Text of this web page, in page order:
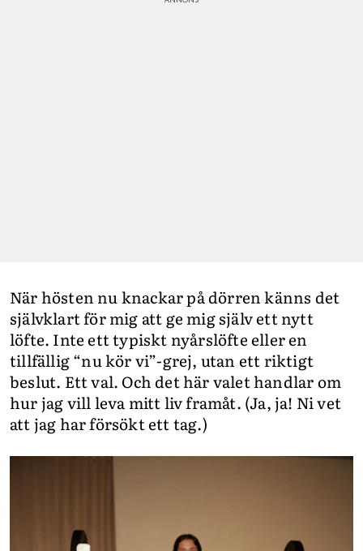
När hösten nu knackar på dörren känns det
självklart för mig att ge mig själv ett nytt
löfte. Inte ett typiskt nyårslöfte eller en
tillfällig “nu kör vi”-grej, utan ett riktigt
beslut. Ett val. Och det här valet handlar om
hur jag vill leva mitt liv framåt. (Ja, ja! Ni vet
att jag har försökt ett tag.)